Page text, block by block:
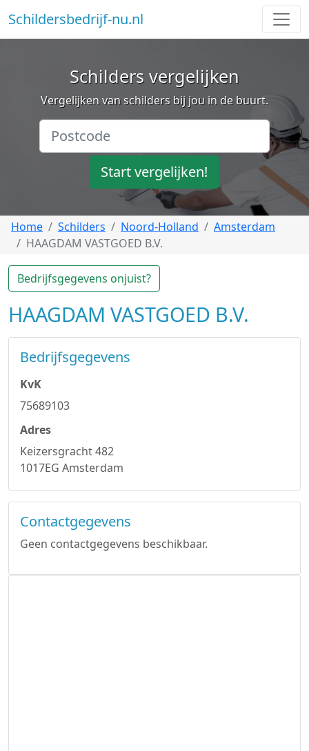
Schildersbedrijf-nu.nl
Schilders vergelijken
Vergelijken van schilders bij jou in de buurt.
Start vergelijken!
Home Schilders Noord-Holland
Amsterdam
HAAGDAM VASTGOED B.V.
Bedrijfsgegevens onjuist?
HAAGDAM VASTGOED B.V.
Bedrijfsgegevens
KvK
75689103
Adres
Keizersgracht 482
1017EG Amsterdam
Contactgegevens
Geen contactgegevens beschikbaar.